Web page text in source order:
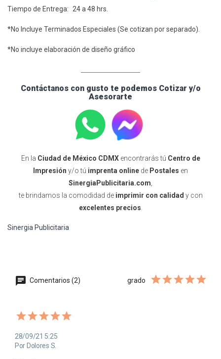
Tiempo de Entrega: 24 a 48 hrs.
*No Incluye Terminados Especiales (Se cotizan por separado).
*No incluye elaboración de diseño gráfico
Contáctanos con gusto te podemos Cotizar y/o
Asesorarte
En la Ciudad de México CDMXencontrarás tú Centro de
Impresión y/o tú imprenta online de Postales en
SinergiaPublicitaria.com
te brindamos la comodidad de imprimir con calidad y con
excelentes precios
Sinergia Publicitaria
Comentarios (2) grado
28/09/21 5:25
Por Dolores S.